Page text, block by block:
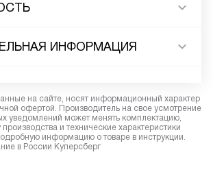
ИНФОРМАЦИЯ
на сайте, носят информационный характер
офертой. Производитель на свое усмотрение
уведомлений может менять комплектацию,
и технические характеристики
информацию о товаре в инструкции.
в России Куперсберг